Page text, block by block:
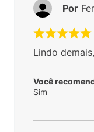
Lindo
Você
Sim
Por